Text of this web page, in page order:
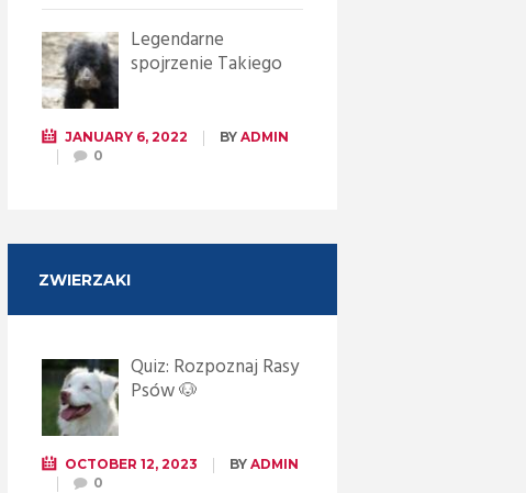
Legendarne
spojrzenie Takiego
JANUARY 6, 2022 BY ADMIN
0
ZWIERZAKI
Quiz: Rozpoznaj Rasy
Psów 🐶
OCTOBER 12, 2023 BY ADMIN
0